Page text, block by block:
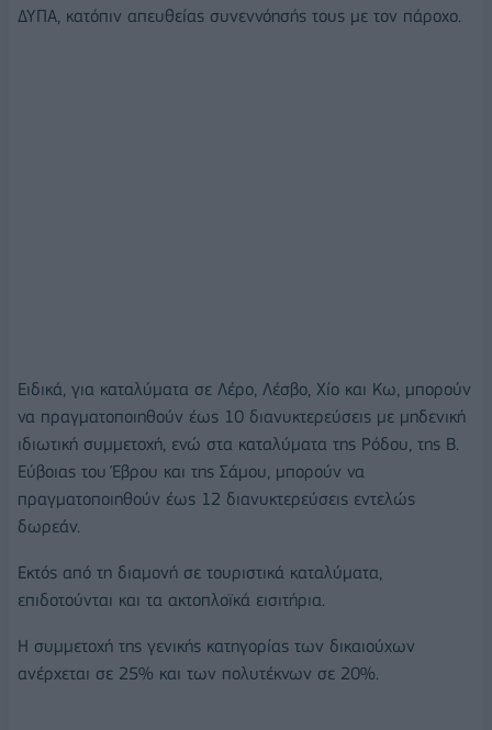
ΔΥΠΑ, κατόπιν απευθείας συνεννόησής τους με τον πάροχο.
Ειδικά, για καταλύματα σε Λέρο, Λέσβο, Χίο και Κω, μπορούν
να πραγματοποιηθούν έως 10 διανυκτερεύσεις με μηδενική
ιδιωτική συμμετοχή, ενώ στα καταλύματα της Ρόδου, της Β.
Εύβοιας του Έβρου και της Σάμου, μπορούν να
πραγματοποιηθούν έως 12 διανυκτερεύσεις εντελώς
δωρεάν.
Εκτός από τη διαμονή σε τουριστικά καταλύματα,
επιδοτούνται και τα ακτοπλοϊκά εισιτήρια.
Η συμμετοχή της γενικής κατηγορίας των δικαιούχων
ανέρχεται σε 25% και των πολυτέκνων σε 20%.